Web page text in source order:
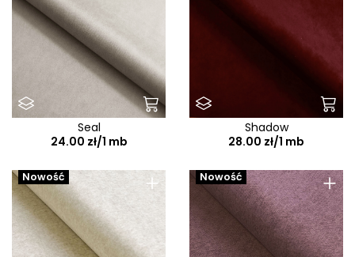
Seal
24.00 zł/1 mb
Shadow
28.00 zł/1 mb
+
Nowość +
Nowość